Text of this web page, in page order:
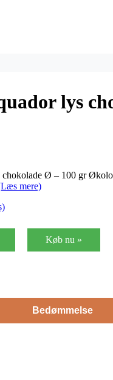
lys
chokolade Ø – 100 gr
mere)
Køb nu »
Bedømmelse